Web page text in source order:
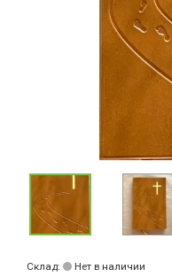
Склад: Нет в наличии